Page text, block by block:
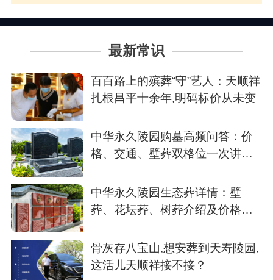
最新常识
百百路上的殡葬“守”艺人：天顺祥
扎根昌平十余年,明码标价从未变
中华永久陵园购墓高频问答：价
格、交通、壁葬双格位一次讲清
中华永久陵园生态葬详情：壁
葬、花坛葬、树葬介绍及价格参
骨灰存八宝山,想安葬到天寿陵园,
这活儿天顺祥接不接？